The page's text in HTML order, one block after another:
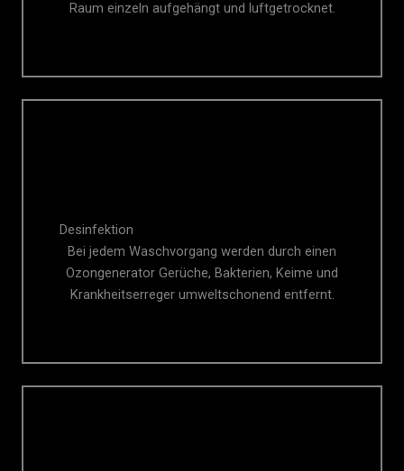
Raum einzeln aufgehängt und luftgetrocknet.
Desinfektion
Bei jedem Waschvorgang werden durch einen
Ozongenerator Gerüche, Bakterien, Keime und
Krankheitserreger umweltschonend entfernt.